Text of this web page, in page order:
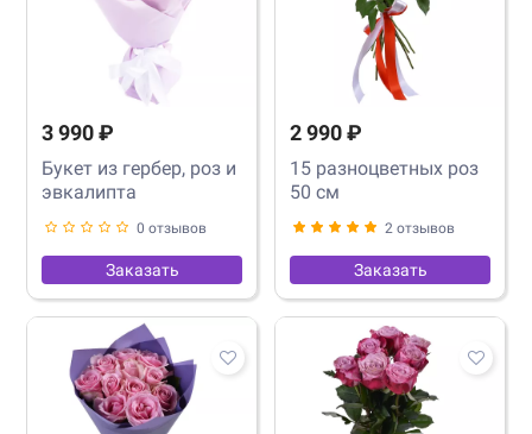
3 990 ₽
Букет из гербер, роз и
эвкалипта
0 отзывов
Заказать
2 990 ₽
15 разноцветных роз
50 см
2 отзывов
Заказать